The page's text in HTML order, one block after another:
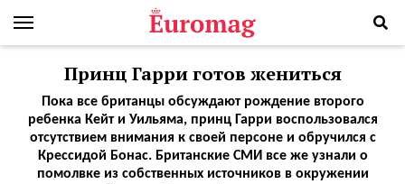
Принц Гарри готов жениться
Пока все британцы обсуждают рождение второго
ребенка Кейт и Уильяма, принц Гарри воспользовался
отсутствием внимания к своей персоне и обручился с
Крессидой Бонас. Британские СМИ все же узнали о
помолвке из собственных источников в окружении